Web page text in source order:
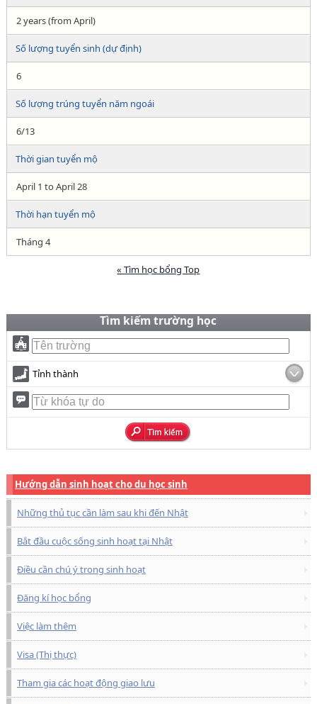
2 years (from April)
Số lượng tuyển sinh (dự định)
6
Số lượng trúng tuyển năm ngoái
6/13
Thời gian tuyển mộ
April 1 to April 28
Thời hạn tuyển mộ
Tháng 4
« Tìm học bổng Top
Tìm kiếm trường học
Tỉnh thành
Hướng dẫn sinh hoạt cho du học sinh
Những thủ tục cần làm sau khi đến Nhật
Bắt đầu cuộc sống sinh hoạt tại Nhật
Điều cần chú ý trong sinh hoạt
Đăng kí học bổng
Việc làm thêm
Visa (Thị thực)
Tham gia các hoạt động giao lưu